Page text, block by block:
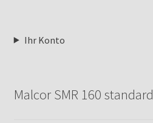
Ihr Konto
Malcor SMR 160 standard